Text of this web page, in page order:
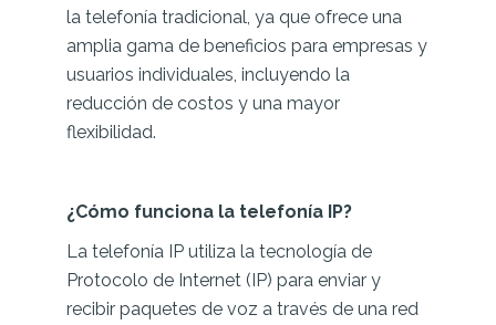
la telefonía tradicional, ya que ofrece una
amplia gama de beneficios para empresas y
usuarios individuales, incluyendo la
reducción de costos y una mayor
flexibilidad.
¿Cómo funciona la telefonía IP?
La telefonía IP utiliza la tecnología de
Protocolo de Internet (IP) para enviar y
recibir paquetes de voz a través de una red